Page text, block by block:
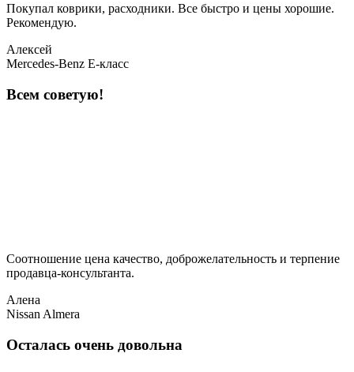
Покупал коврики, расходники. Все быстро и цены хорошие.
Рекомендую.
Алексей
Mercedes-Benz E-класс
Всем советую!
Соотношение цена качество, доброжелательность и терпение
продавца-консультанта.
Алена
Nissan Almera
Осталась очень довольна